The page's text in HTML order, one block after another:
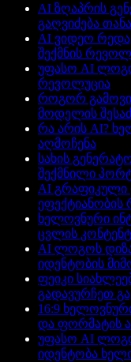
AI ზღაპრის
გაღვიძება
AI ვიდეო
შექმნის
უფასო AI
რევოლუცია
როგორ
მოდელის
რა არის AI?
აღმოჩენა
სახის
შექმნილი
AI გრაფიკული
ხელოვნური
ცვლის
AI ლოგოს
იდენტობის
ფეიკი
გადავურჩეთ
16:9
და ფორმატის
უფასო AI
იდენტობა